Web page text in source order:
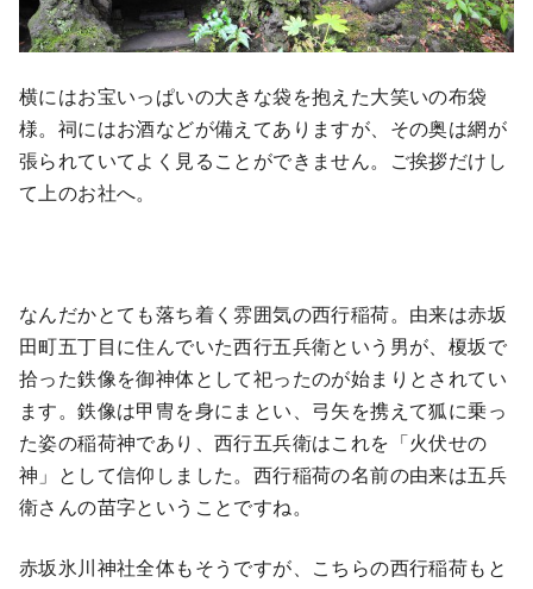
横にはお宝いっぱいの大きな袋を抱えた大笑いの布袋
様。祠にはお酒などが備えてありますが、その奥は網が
張られていてよく見ることができません。ご挨拶だけし
て上のお社へ。
なんだかとても落ち着く雰囲気の西行稲荷。由来は赤坂
田町五丁目に住んでいた西行五兵衛という男が、榎坂で
拾った鉄像を御神体として祀ったのが始まりとされてい
ます。鉄像は甲冑を身にまとい、弓矢を携えて狐に乗っ
た姿の稲荷神であり、西行五兵衛はこれを「火伏せの
神」として信仰しました。西行稲荷の名前の由来は五兵
衛さんの苗字ということですね。
赤坂氷川神社全体もそうですが、こちらの西行稲荷もと